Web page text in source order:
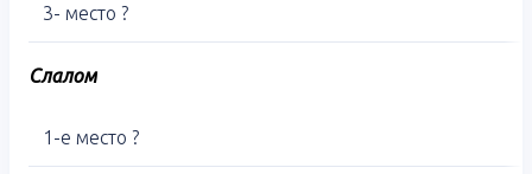
3- место ?
Слалом
1-е место ?